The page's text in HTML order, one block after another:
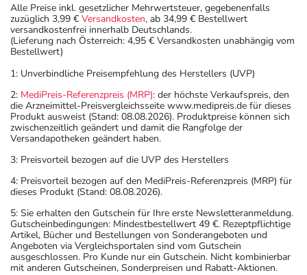
Alle Preise inkl. gesetzlicher Mehrwertsteuer, gegebenenfalls
zuzüglich 3,99 € Versandkosten, ab 34,99 € Bestellwert
versandkostenfrei innerhalb Deutschlands.
(Lieferung nach Österreich: 4,95 € Versandkosten unabhängig vom
Bestellwert)
1: Unverbindliche Preisempfehlung des Herstellers (UVP)
2: MediPreis-Referenzpreis (MRP): der höchste Verkaufspreis, den
die Arzneimittel-Preisvergleichsseite www.medipreis.de für dieses
Produkt ausweist (Stand: 08.08.2026). Produktpreise können sich
zwischenzeitlich geändert und damit die Rangfolge der
Versandapotheken geändert haben.
3: Preisvorteil bezogen auf die UVP des Herstellers
4: Preisvorteil bezogen auf den MediPreis-Referenzpreis (MRP) für
dieses Produkt (Stand: 08.08.2026).
5: Sie erhalten den Gutschein für Ihre erste Newsletteranmeldung.
Gutscheinbedingungen: Mindestbestellwert 49 €. Rezeptpflichtige
Artikel, Bücher und Bestellungen von Sonderangeboten und
Angeboten via Vergleichsportalen sind vom Gutschein
ausgeschlossen. Pro Kunde nur ein Gutschein. Nicht kombinierbar
mit anderen Gutscheinen, Sonderpreisen und Rabatt-Aktionen.